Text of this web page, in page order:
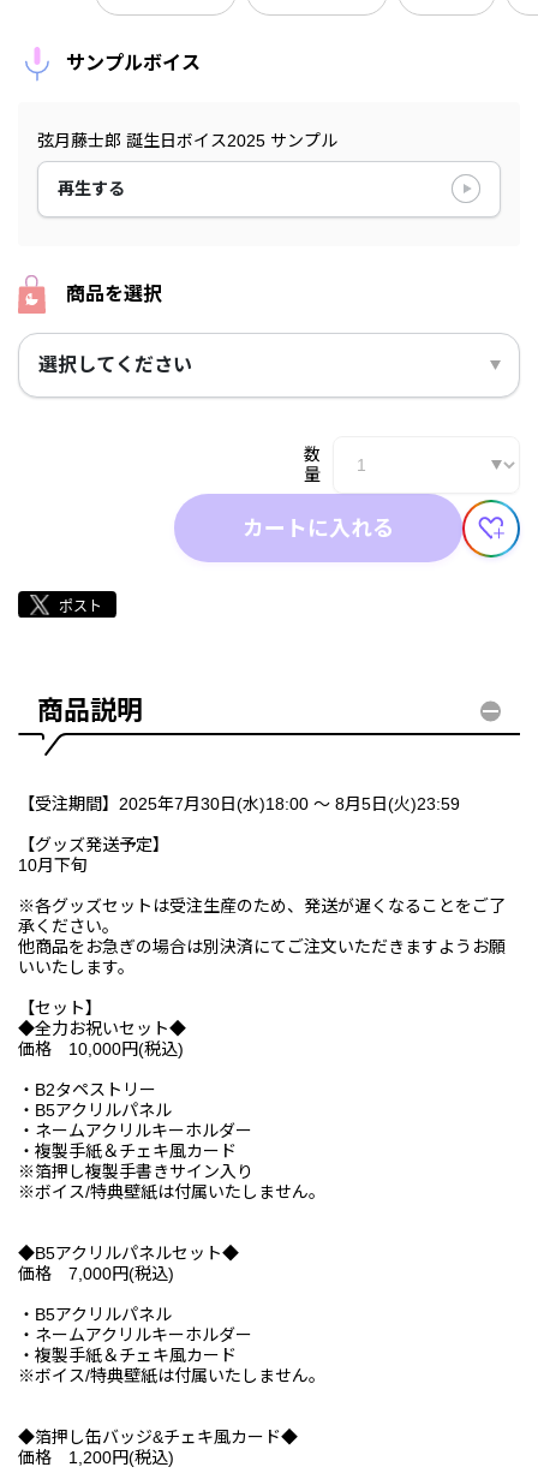
サンプルボイス
弦月藤士郎 誕生日ボイス2025 サンプル
再生する
商品を選択
選択してください
数
量
カートに入れる
商品説明
【受注期間】2025年7月30日(水)18:00 ～ 8月5日(火)23:59
【グッズ発送予定】
10月下旬
※各グッズセットは受注生産のため、発送が遅くなることをご了
承ください。
他商品をお急ぎの場合は別決済にてご注文いただきますようお願
いいたします。
【セット】
◆全力お祝いセット◆
価格 10,000円(税込)
・B2タペストリー
・B5アクリルパネル
・ネームアクリルキーホルダー
・複製手紙＆チェキ風カード
※箔押し複製手書きサイン入り
※ボイス/特典壁紙は付属いたしません。
◆B5アクリルパネルセット◆
価格 7,000円(税込)
・B5アクリルパネル
・ネームアクリルキーホルダー
・複製手紙＆チェキ風カード
※ボイス/特典壁紙は付属いたしません。
◆箔押し缶バッジ&チェキ風カード◆
価格 1,200円(税込)